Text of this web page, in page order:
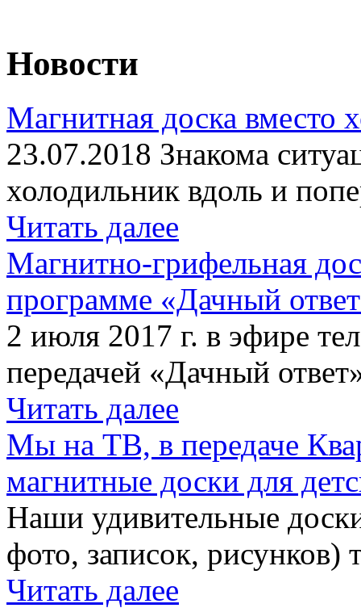
Новости
Магнитная доска вместо
23.07.2018 Знакома
холодильник вдоль и
Читать далее
Магнитно-грифельная
программе «Дачный
2 июля 2017 г. в эфире
передачей «Дачный
Читать далее
Мы на ТВ, в передаче
магнитные доски для
Наши удивительные
фото, записок,
Читать далее